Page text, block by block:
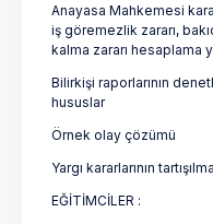
Anayasa Mahkemesi
iş göremezlik zararı,
kalma zararı hesaplama
Bilirkişi raporlarının
hususlar
Örnek olay çözümü
Yargı kararlarının
EĞİTİMCİLER :